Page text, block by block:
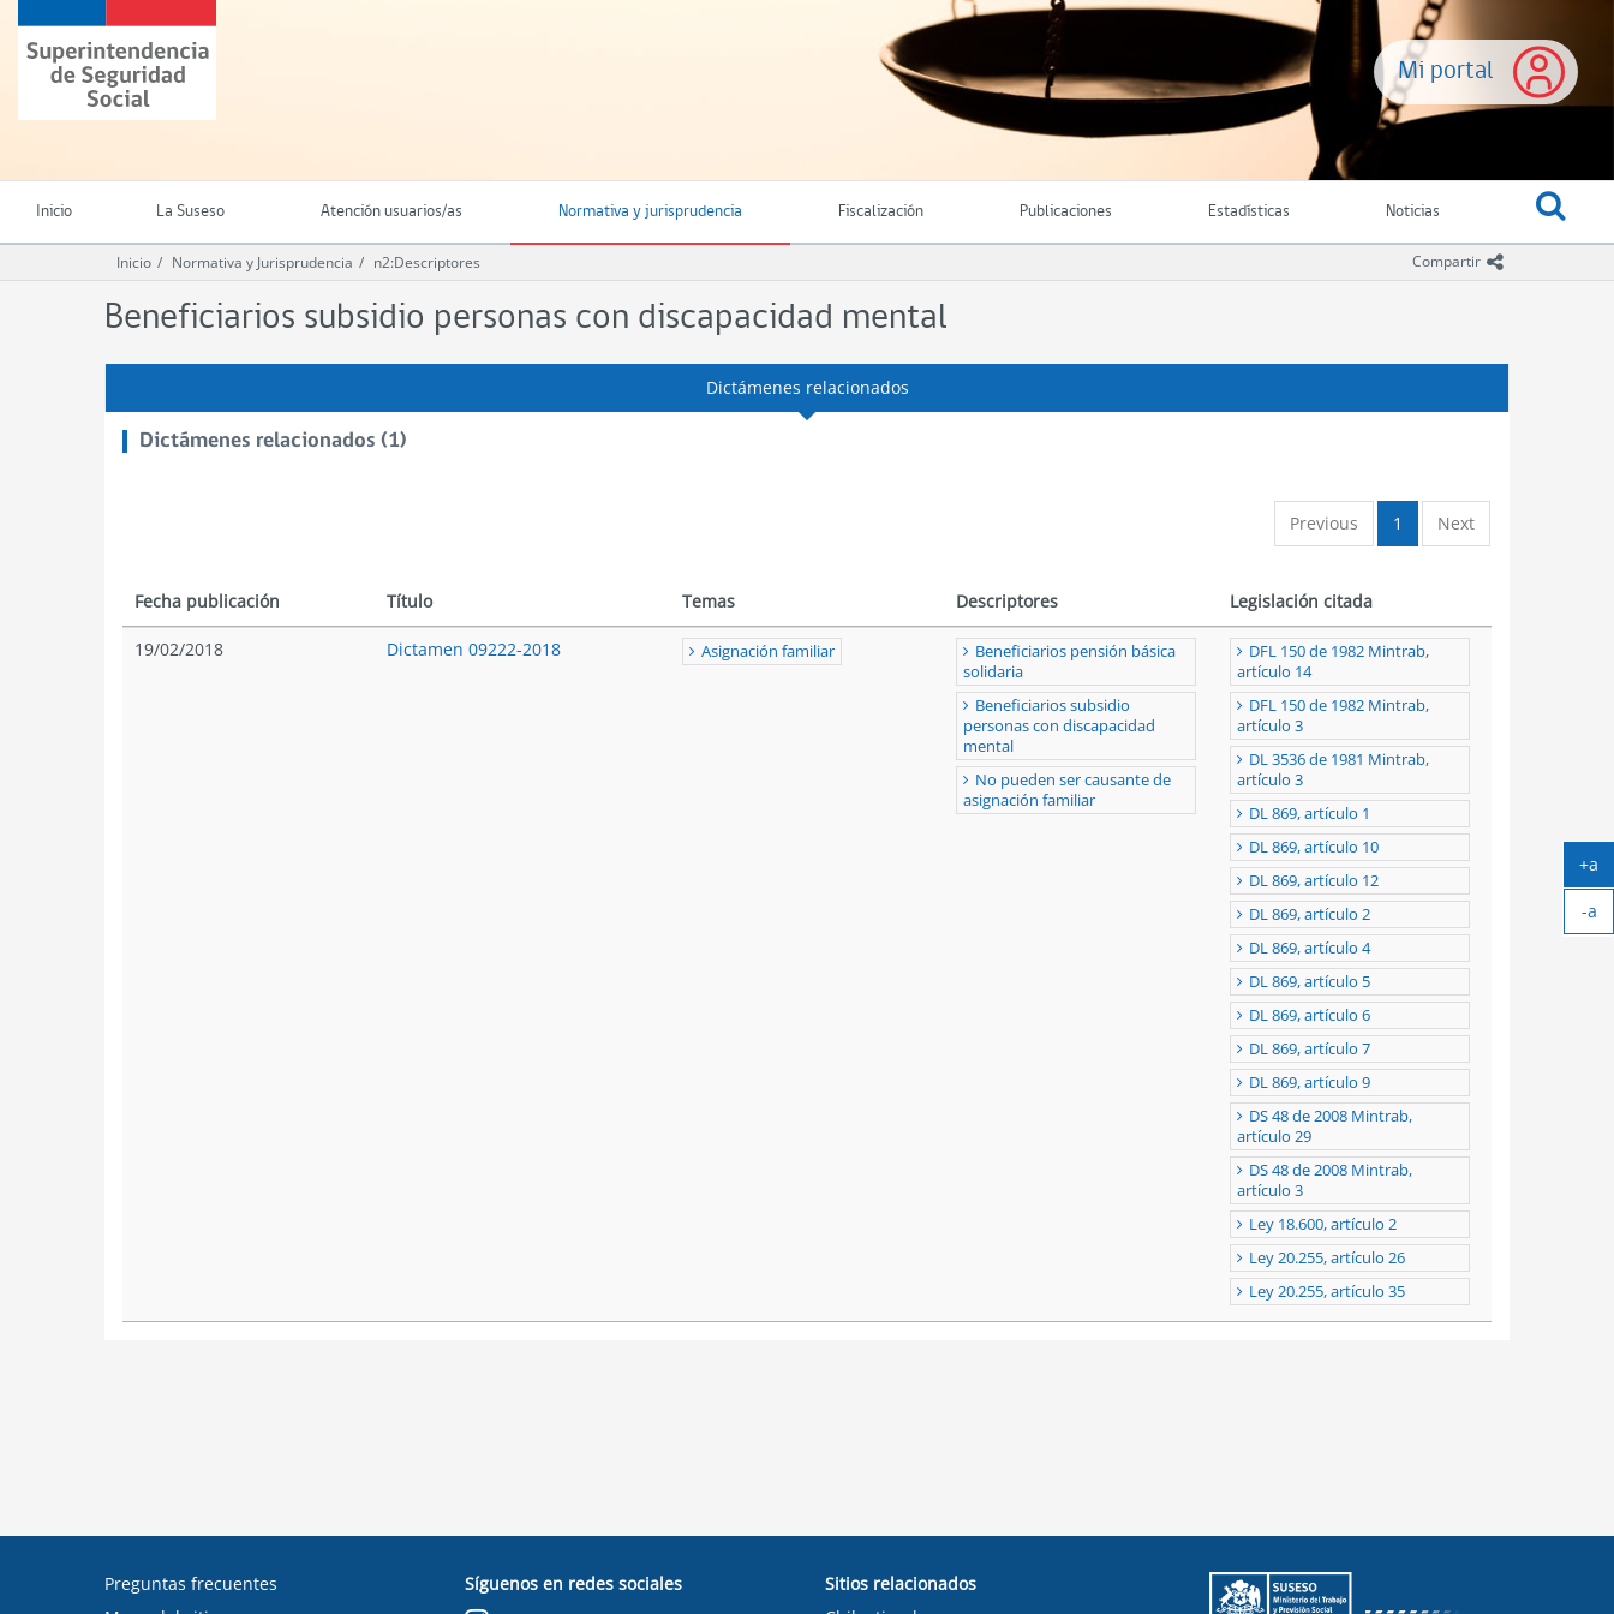
contenido
principal
Mi portal
Superintendencia
de
Seguridad
(SUSESO)
Chile
Inicio La Suseso Atención usuarios/as Normativa y jurisprudencia Fiscalización Publicaciones Estadísticas Noticias
Compartir icono
Inicio Normativa y Jurisprudencia n2:Descriptores
Beneficiarios subsidio personas con discapacidad mental
Dictámenes relacionados
Dictámenes relacionados (1)
Previous 1 Next
Fecha publicación Título Temas Descriptores Legislación citada
19/02/2018 Dictamen 09222-2018 Asignación familiar
Beneficiarios pensión básica
solidaria
Beneficiarios subsidio
personas con discapacidad
mental
No pueden ser causante de
asignación familiar
DFL 150 de 1982 Mintrab,
artículo 14
DFL 150 de 1982 Mintrab,
artículo 3
DL 3536 de 1981 Mintrab,
artículo 3
DL 869, artículo 1
DL 869, artículo 10
DL 869, artículo 12
DL 869, artículo 2
DL 869, artículo 4
DL 869, artículo 5
DL 869, artículo 6
DL 869, artículo 7
DL 869, artículo 9
DS 48 de 2008 Mintrab,
artículo 29
DS 48 de 2008 Mintrab,
artículo 3
Ley 18.600, artículo 2
Ley 20.255, artículo 26
Ley 20.255, artículo 35
Preguntas frecuentes
Síguenos en redes sociales
Sitios relacionados
+a
-a